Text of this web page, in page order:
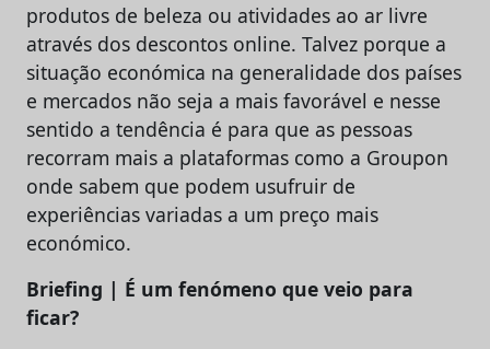
produtos de beleza ou atividades ao ar livre
através dos descontos online. Talvez porque a
situação económica na generalidade dos países
e mercados não seja a mais favorável e nesse
sentido a tendência é para que as pessoas
recorram mais a plataformas como a Groupon
onde sabem que podem usufruir de
experiências variadas a um preço mais
económico.
Briefing | É um fenómeno que veio para
ficar?